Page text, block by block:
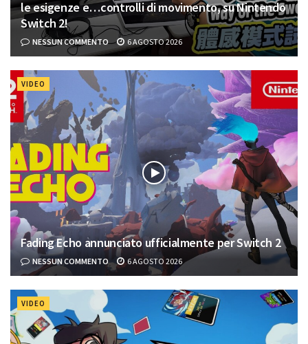
le esigenze e…controlli di movimento, su Nintendo
Switch 2!
NESSUN COMMENTO 6 AGOSTO 2026
VIDEO
Fading Echo annunciato ufficialmente per Switch 2
NESSUN COMMENTO 6 AGOSTO 2026
VIDEO